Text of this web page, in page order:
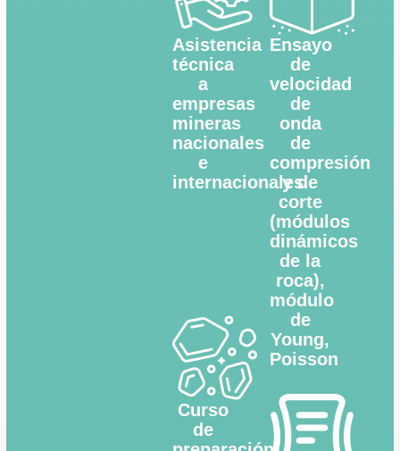
Asistencia
técnica
a
empresas
mineras
nacionales
e
internacionales
Curso
de
Ensayo
de
velocidad
de
onda
de
compresión
y de
corte
(módulos
dinámicos
de la
roca),
módulo
de
Young,
Poisson